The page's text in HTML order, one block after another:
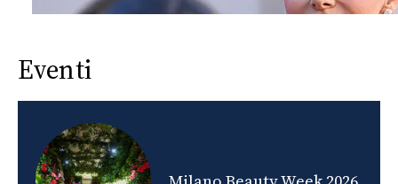
Eventi